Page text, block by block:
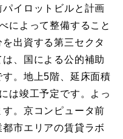
イロットビルと計画
によって整備すること
出資する第三セクタ
、国による公的補助
。地上5階、延床面積
は竣工予定です。よっ
。京コンピュータ前
市エリアの賃貸ラボ